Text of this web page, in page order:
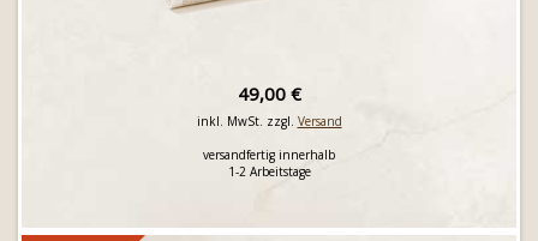
49,00 €
inkl. MwSt. zzgl. Versand
versandfertig innerhalb
1-2 Arbeitstage